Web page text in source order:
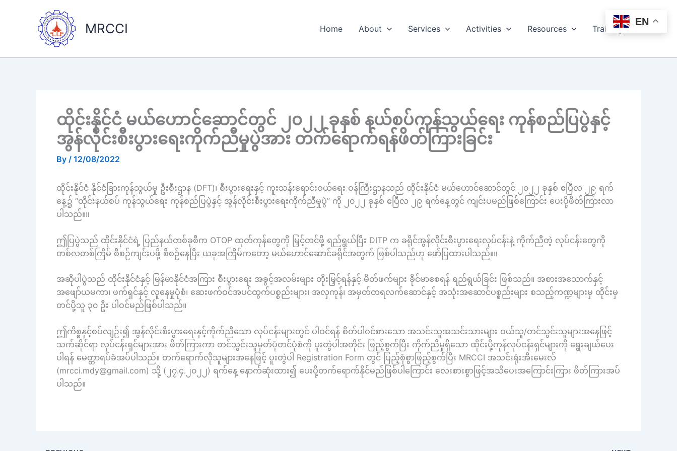
MRCCI Home About Services Activities Resources Training
ထိုင်းနိုင်ငံ မယ်ဟောင်ဆောင်တွင် ၂၀၂၂ ခုနှစ် နယ်စပ်ကုန်သွယ်ရေး ကုန်စည်ပြပွဲနှင့်
အွန်လိုင်းစီးပွားရေးကိုက်ညီမှုပွဲအား တက်ရောက်ရန်ဖိတ်ကြားခြင်း
By / 12/08/2022
ထိုင်းနိုင်ငံ နိုင်ငံခြားကုန်သွယ်မှု ဦးစီးဌာန (DFT)၊ စီးပွားရေးနှင့် ကူးသန်းရောင်းဝယ်ရေး ဝန်ကြီးဌာနသည် ထိုင်းနိုင်ငံ မယ်ဟောင်ဆောင်တွင် ၂၀၂၂ ခုနှစ် ဧပြီလ ၂၉ ရက်
နေ့၌ “ထိုင်းနယ်စပ် ကုန်သွယ်ရေး ကုန်စည်ပြပွဲနှင့် အွန်လိုင်းစီးပွားရေးကိုက်ညီမှုပွဲ” ကို ၂၀၂၂ ခုနှစ် ဧပြီလ ၂၉ ရက်နေ့တွင် ကျင်းပမည်ဖြစ်ကြောင်း ပေးပို့ဖိတ်ကြားလာ
ပါသည်။။
ဤပြပွဲသည် ထိုင်းနိုင်ငံရဲ့ ပြည်နယ်တစ်ခုစီက OTOP ထုတ်ကုန်တွေကို မြှင့်တင်ဖို့ ရည်ရွယ်ပြီး DITP က ခရိုင်အွန်လိုင်းစီးပွားရေးလုပ်ငန်းနဲ့ ကိုက်ညီတဲ့ လုပ်ငန်းတွေကို
တစ်လတစ်ကြိမ် စီစဉ်ကျင်းပဖို့ စီစဉ်နေပြီး ယခုအကြိမ်ကတော့ မယ်ဟောင်ဆောင်ခရိုင်အတွက် ဖြစ်ပါသည်ဟု ဖော်ပြထားပါသည်။။
အဆိုပါပွဲသည် ထိုင်းနိုင်ငံနှင့် မြန်မာနိုင်ငံအကြား စီးပွားရေး အခွင့်အလမ်းများ တိုးမြှင့်ရန်နှင့် မိတ်ဖက်များ ခိုင်မာစေရန် ရည်ရွယ်ခြင်း ဖြစ်သည်။ အစားအသောက်နှင့်
အဖျော်ယမကာ၊ ဖက်ရှင်နှင့် လူနေမှုပုံစံ၊ ဆေးဖက်ဝင်အပင်ထွက်ပစ္စည်းများ၊ အလှကုန်၊ အမှတ်တရလက်ဆောင်နှင့် အသုံးအဆောင်ပစ္စည်းများ စသည့်ကဏ္ဍများမှ ထိုင်းမှ
တင်ပို့သူ ၃၀ ဦး ပါဝင်မည်ဖြစ်ပါသည်။
ဤကိစ္စနှင့်စပ်လျဉ်း၍ အွန်လိုင်းစီးပွားရေးနှင့်ကိုက်ညီသော လုပ်ငန်းများတွင် ပါဝင်ရန် စိတ်ပါဝင်စားသော အသင်းသူအသင်းသားများ ဝယ်သူ/တင်သွင်းသူများအနေဖြင့်
သက်ဆိုင်ရာ လုပ်ငန်းရှင်များအား ဖိတ်ကြားကာ တင်သွင်းသူမှတ်ပုံတင်ပုံစံကို ပူးတွဲပါအတိုင်း ဖြည့်စွက်ပြီး ကိုက်ညီမှုရှိသော ထိုင်းပို့ကုန်လုပ်ငန်းရှင်များကို ရွေးချယ်ပေး
ပါရန် မေတ္တာရပ်ခံအပ်ပါသည်။ တက်ရောက်လိုသူများအနေဖြင့် ပူးတွဲပါ Registration Form တွင် ပြည့်စုံစွာဖြည့်စွက်ပြီး MRCCI အသင်းရုံးအီးမေးလ်
(mrcci.mdy@gmail.com) သို့ (၂၇.၄.၂၀၂၂) ရက်နေ့ နောက်ဆုံးထား၍ ပေးပို့တက်ရောက်နိုင်မည်ဖြစ်ပါကြောင်း လေးစားစွာဖြင့်အသိပေးအကြောင်းကြား ဖိတ်ကြားအပ်
ပါသည်။
EN